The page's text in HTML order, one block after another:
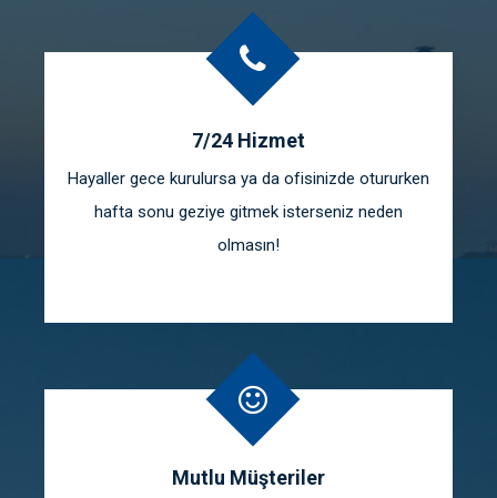
7/24 Hizmet
Hayaller gece kurulursa ya da ofisinizde otururken
hafta sonu geziye gitmek isterseniz neden
olmasın!
Mutlu Müşteriler